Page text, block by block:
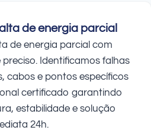
de energia parcial
de energia parcial com
Identificamos falhas
cabos e pontos específicos
certificado garantindo
estabilidade e solução
24h.